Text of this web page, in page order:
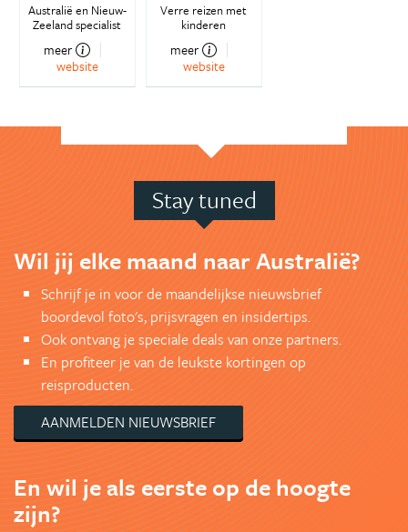
Australië en Nieuw-
Zeeland specialist
meer
website
Verre reizen met
kinderen
meer
website
Stay tuned
Wil jij elke maand naar Australië?
Schrijf je in voor de maandelijkse nieuwsbrief
boordevol foto's, prijsvragen en insidertips.
Ook ontvang je speciale deals van onze partners.
En profiteer je van de leukste kortingen op
reisproducten.
AANMELDEN NIEUWSBRIEF
En wil je als eerste op de hoogte
zijn?